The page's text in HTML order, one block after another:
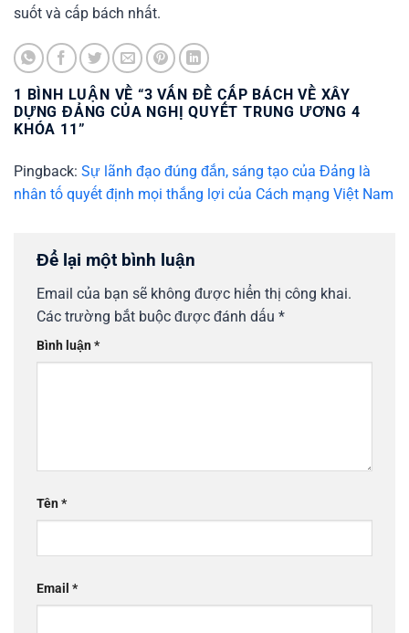
suốt và cấp bách nhất.
1 BÌNH LUẬN VỀ “3 VẤN ĐỀ CẤP BÁCH VỀ XÂY
DỰNG ĐẢNG CỦA NGHỊ QUYẾT TRUNG ƯƠNG 4
KHÓA 11”
Pingback: Sự lãnh đạo đúng đắn, sáng tạo của Đảng là
nhân tố quyết định mọi thắng lợi của Cách mạng Việt Nam
Để lại một bình luận
Email của bạn sẽ không được hiển thị công khai.
Các trường bắt buộc được đánh dấu *
Bình luận*
Tên*
Email *